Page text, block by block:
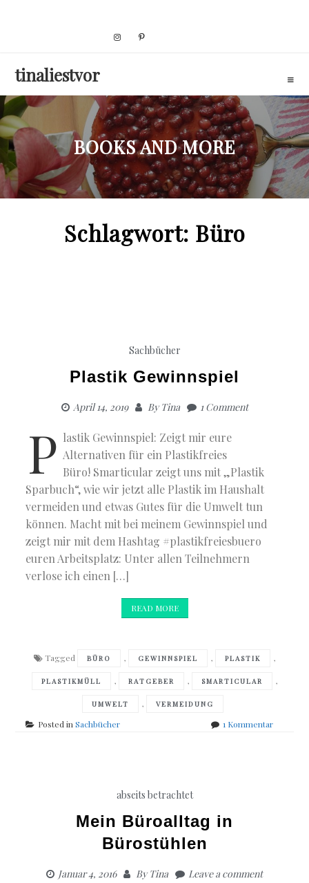
tinaliestvor
BOOKS AND MORE
Schlagwort: Büro
Sachbücher
Plastik Gewinnspiel
April 14, 2019 ByTina 1 Comment
P lastik Gewinnspiel: Zeigt mir eure
Alternativen für ein Plastikfreies
Büro! Smarticular zeigt uns mit „Plastik
Sparbuch“, wie wir jetzt alle Plastik im Haushalt
vermeiden und etwas Gutes für die Umwelt tun
können. Macht mit bei meinem Gewinnspiel und
zeigt mir mit dem Hashtag #plastikfreiesbuero
euren Arbeitsplatz: Unter allen Teilnehmern
verlose ich einen […]
READ MORE
Tagged BÜRO , GEWINNSPIEL , PLASTIK ,
PLASTIKMÜLL , RATGEBER , SMARTICULAR ,
UMWELT , VERMEIDUNG
Posted inSachbücher 1 Kommentarzu
abseits betrachtet
Mein Büroalltag in
Bürostühlen
Januar 4, 2016 ByTina Leave a comment